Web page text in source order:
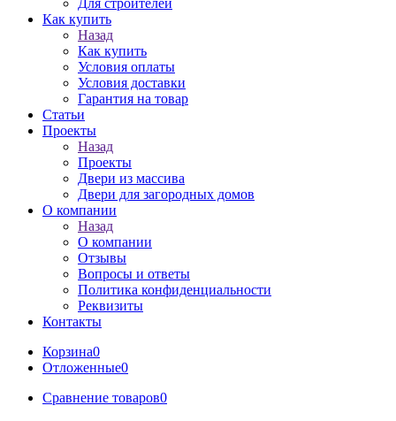
Для строителей
Как купить
Назад
Как купить
Условия оплаты
Условия доставки
Гарантия на товар
Статьи
Проекты
Назад
Проекты
Двери из массива
Двери для загородных домов
О компании
Назад
О компании
Отзывы
Вопросы и ответы
Политика конфиденциальности
Реквизиты
Контакты
Корзина0
Отложенные0
Сравнение товаров0